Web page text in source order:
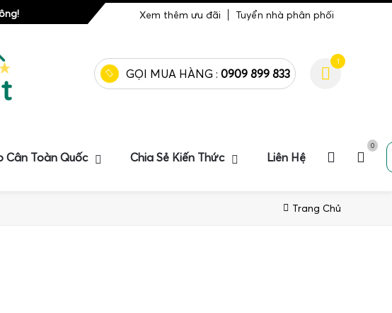
Xem thêm ưu đãi Tuyển nhà phân phối
GỌI MUA HÀNG : 0909 899 833
1
Cân Toàn Quốc Chia Sẻ Kiến Thức Liên Hệ
0
Trang Chủ